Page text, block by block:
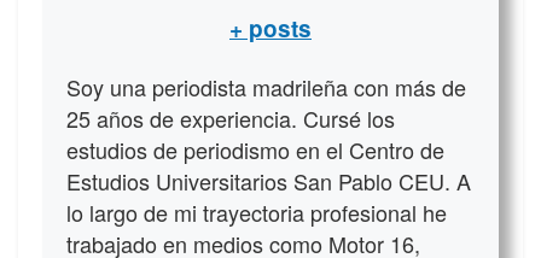
+ posts
Soy una periodista madrileña con más de
25 años de experiencia. Cursé los
estudios de periodismo en el Centro de
Estudios Universitarios San Pablo CEU. A
lo largo de mi trayectoria profesional he
trabajado en medios como Motor 16,